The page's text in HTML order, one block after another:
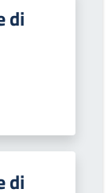
di
di